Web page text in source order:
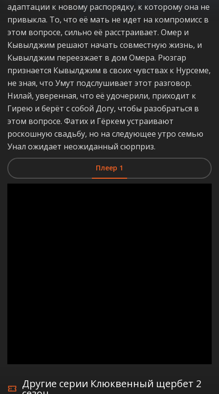
адаптации к новому распорядку, к которому она не
привыкла. То, что её мать не идет на компромисс в
этом вопросе, сильно её расстраивает. Омер и
Кывылджим решают начать совместную жизнь, и
Кывылджим переезжает в дом Омера. Рюзгар
признается Кывылджим в своих чувствах к Нурсеме,
не зная, что Умут подслушивает этот разговор.
Нилай, уверенная, что её удочерили, приходит к
Гирею и берёт с собой Догу, чтобы разобраться в
этом вопросе. Фатих и Гёркем устраивают
роскошную свадьбу, но на следующее утро семью
Унал ожидает неожиданный сюрприз.
Плеер 1
Другие серии Клюквенный щербет 2